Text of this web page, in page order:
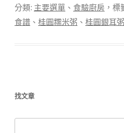
分類: 主要選單 、 食驗廚房 ，標
食譜 、 桂圓糯米粥 、 桂圓銀耳粥
找文章